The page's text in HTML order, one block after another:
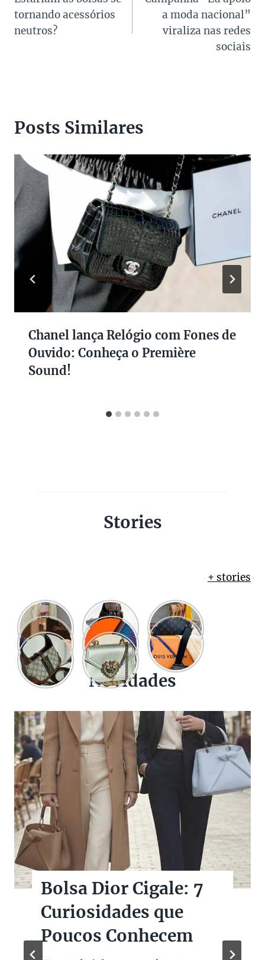
de
Post
tornando acessórios
neutros?
a moda nacional”
viraliza nas redes
sociais
Posts Similares
Chanel lança Relógio com Fones de
Ouvido: Conheça o Première
Sound!
Stories
+ stories
Novidades
Bolsas Pretas de
Marcas de Luxo na
Super Sale dos Pais